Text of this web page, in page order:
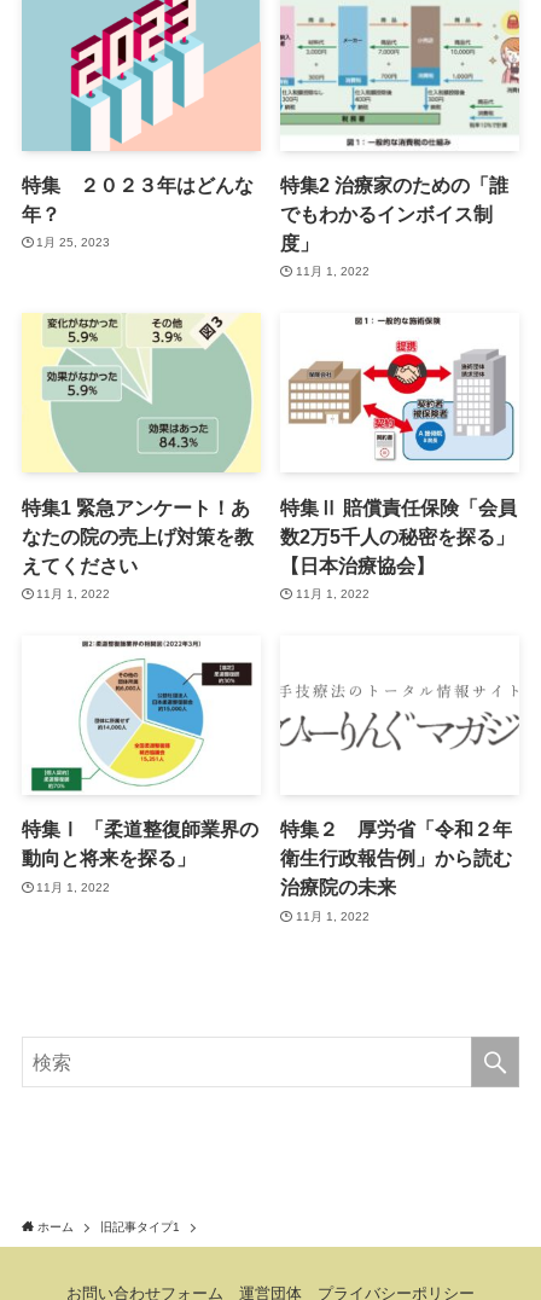
特集 ２０２３年はどんな
年？
1月 25, 2023
特集2 治療家のための「誰
でもわかるインボイス制
度」
11月 1, 2022
特集1 緊急アンケート！あ
なたの院の売上げ対策を教
えてください
11月 1, 2022
特集Ⅱ 賠償責任保険「会員
数2万5千人の秘密を探る」
【日本治療協会】
11月 1, 2022
特集Ⅰ 「柔道整復師業界の
動向と将来を探る」
11月 1, 2022
特集２ 厚労省「令和２年
衛生行政報告例」から読む
治療院の未来
11月 1, 2022
ホーム 旧記事タイプ1
お問い合わせフォーム 運営団体 プライバシーポリシー